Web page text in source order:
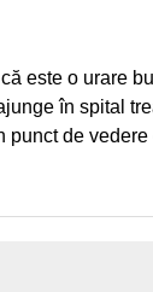
este o urare
în spital
punct de